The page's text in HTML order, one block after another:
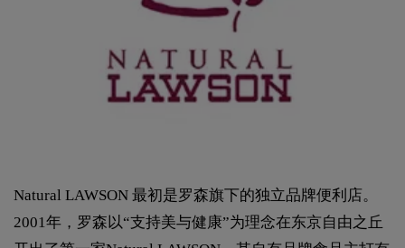
Natural LAWSON 最初是罗森旗下的独立品牌便利店。
2001年，罗森以“支持美与健康”为理念在东京自由之丘